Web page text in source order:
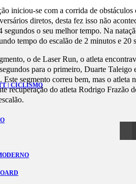
| CICLISMO
iniciou-se com a corrida de obstáculos
diretos, desta fez isso não
segundos o seu melhor tempo. Na
tempo do escalão de 2 minutos e 20
o de Laser Run, o atleta
para o primeiro, Duarte Taleigo
Este segmento correu bem, mas o atleta
recuperação do atleta Rodrigo Frazão